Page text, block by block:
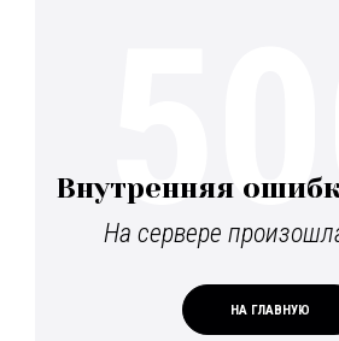
Внутренняя
На сервере
НА ГЛАВНУЮ